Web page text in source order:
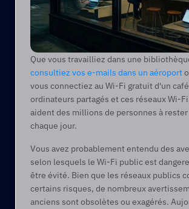
consultiez vos e-mails dans un aéroport
vous connectiez au Wi-Fi gratuit d'un
ordinateurs partagés et ces réseaux Wi-
aident des millions de personnes à
chaque jour.
Vous avez probablement entendu des
selon lesquels le Wi-Fi public est
être évité. Bien que les réseaux publics
certains risques, de nombreux
anciens sont obsolètes ou exagérés.